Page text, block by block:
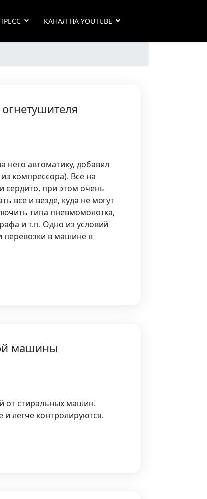
КАНАЛ НА YOUTUBE
него автоматику, добавил
компрессора). Все на
сердито, при этом очень
все и везде, куда не могут
типа пневмомолотка,
и т.п. Одно из условий
перевозки в машине в
машины
от стиральных машин.
и легче контролируются.